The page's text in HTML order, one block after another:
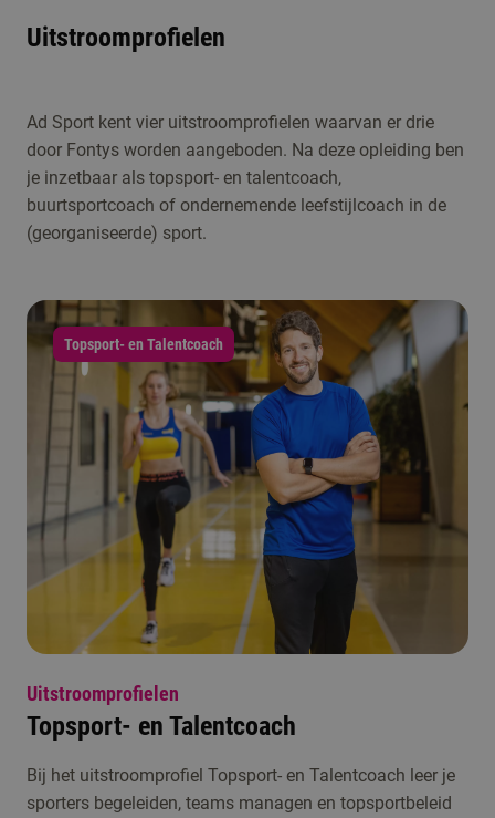
Uitstroomprofielen
Ad Sport kent vier uitstroomprofielen waarvan er drie
door Fontys worden aangeboden. Na deze opleiding ben
je inzetbaar als topsport- en talentcoach,
buurtsportcoach of ondernemende leefstijlcoach in de
(georganiseerde) sport.
Topsport- en Talentcoach
Uitstroomprofielen
Topsport- en Talentcoach
Bij het uitstroomprofiel Topsport- en Talentcoach leer je
sporters begeleiden, teams managen en topsportbeleid